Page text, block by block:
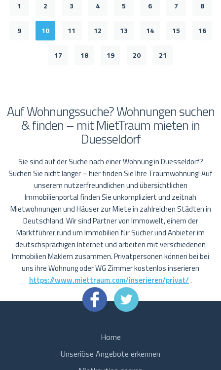
1 2 3 4 5 6 7 8
9 10 11 12 13 14 15 16
17 18 19 20 21
Auf Wohnungssuche? Wohnungen suchen
& finden – mit MietTraum mieten in
Duesseldorf
Sie sind auf der Suche nach einer Wohnung in Duesseldorf?
Suchen Sie nicht länger – hier finden Sie Ihre Traumwohnung! Auf
unserem nutzerfreundlichen und übersichtlichen
Immobilienportal finden Sie unkompliziert und zeitnah
Mietwohnungen und Häuser zur Miete in zahlreichen Städten in
Deutschland. Wir sind Partner von Immowelt, einem der
Marktführer rund um Immobilien für Sucher und Anbieter im
deutschsprachigen Internet und arbeiten mit verschiedenen
Immobilien Maklern zusammen. Privatpersonen können bei bei
uns ihre Wohnung oder WG Zimmer kostenlos inserieren
https://www.miettraum.com/inserieren/privat/.
Home
Unseriöse Angebote erkennen